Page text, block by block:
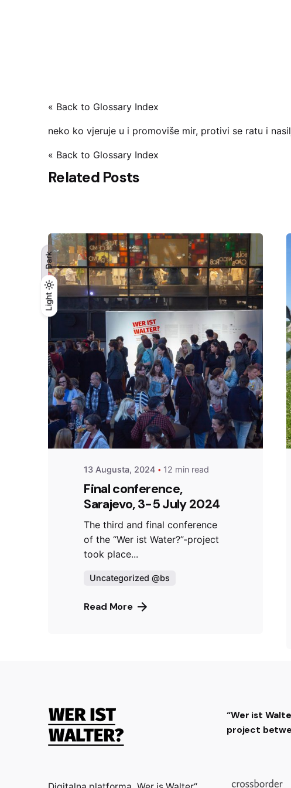
Light
Dark
Light
Dark
« Back to Glossary Index
neko ko vjeruje u i promoviše mir, protivi se ratu i
« Back to Glossary Index
Related Posts
Posted by
admin
13 Augusta, 2024 12 min read
Final conference,
Sarajevo, 3-5 July 2024
The third and final conference
of the “Wer ist Water?”-project
took place...
Uncategorized @bs
Read More
“Wer ist
project